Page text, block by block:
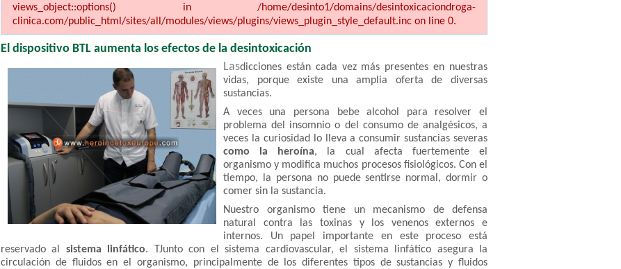
views_object::options() in /home/desinto1/domains/desintoxicaciondroga-
clinica.com/public_html/sites/all/modules/views/plugins/views_plugin_style_default.inc on line 0.
El dispositivo BTL aumenta los efectos de la desintoxicación
Lasdicciones están cada vez más presentes en nuestras
vidas, porque existe una amplia oferta de diversas
sustancias.
A veces una persona bebe alcohol para resolver el
problema del insomnio o del consumo de analgésicos, a
veces la curiosidad lo lleva a consumir sustancias severas
como la heroína, la cual afecta fuertemente el
organismo y modifica muchos procesos fisiológicos. Con el
tiempo, la persona no puede sentirse normal, dormir o
comer sin la sustancia.
Nuestro organismo tiene un mecanismo de defensa
natural contra las toxinas y los venenos externos e
internos. Un papel importante en este proceso está
reservado al sistema linfático. TJunto con el sistema cardiovascular, el sistema linfático asegura la
circulación de fluidos en el organismo, principalmente de los diferentes tipos de sustancias y fluidos